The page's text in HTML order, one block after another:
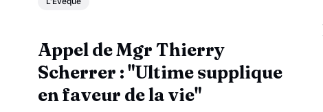
Appel de Mgr Thierry
Scherrer : "Ultime supplique
en faveur de la vie"